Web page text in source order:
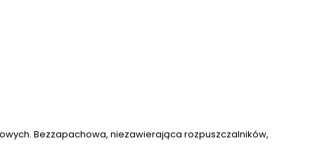
Bezzapachowa, niezawierająca rozpuszczalników,